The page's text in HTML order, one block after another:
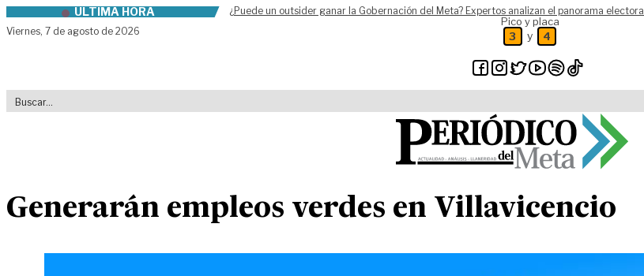
Skip to contentÚLTIMA HORA
¿Puede un outsider ganar la Gobernación del Meta? Expertos analizan el panorama electoral
Viernes, 7 de agosto de 2026
Pico y placa
3 y 4
Generarán empleos verdes en Villavicencio